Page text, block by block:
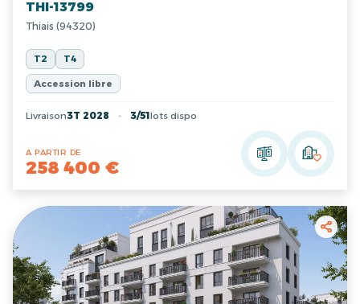
THI-13799
Thiais (94320)
T2 T4
Accession libre
Livraison3T 2028 3/51 lots dispo
A PARTIR DE
258 400 €